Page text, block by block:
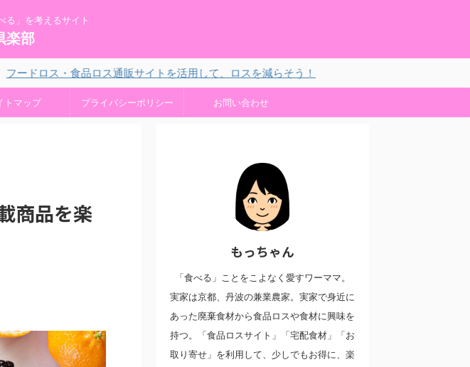
る」を考えるサイト
楽部
ス・食品ロス通販サイトを活用して、ロスを減らそう！
トマップ プライバシーポリシー お問い合わせ
商品を楽
もっちゃん
「食べる」ことをこよなく愛すワーママ。
実家は京都、丹波の兼業農家。実家で身近に
あった廃棄食材から食品ロスや食材に興味を
持つ。「食品ロスサイト」「宅配食材」「お
取り寄せ」を利用して、少しでもお得に、楽